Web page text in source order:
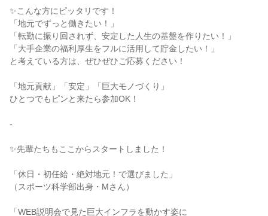
✨こんな方にピッタリです！
「地元でずっと働きたい！」
「転勤に振り回されず、安定した人生の基盤を作りたい！」
「大手企業の福利厚生をフルに活用して貯金したい！」
と考えている方は、ぜひぜひご応募ください！
「地元貢献」「安定」「巨大モノづくり」
ひとつでもピンと来たら参加OK！
-
✨先輩たちもここからスタートしました！
「休日・初任給・絶対地元！で選びました」
（スポーツ科学部出身・Mさん）
「WEB説明会で見た巨大インフラを動かす姿に